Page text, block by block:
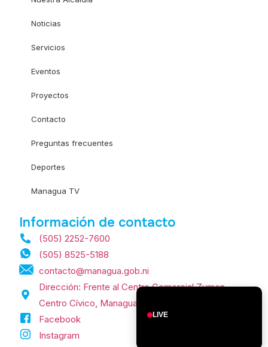
Noticias
Servicios
Eventos
Proyectos
Contacto
Preguntas frecuentes
Deportes
Managua TV
Información de contacto
(505) 2252-7600
(505) 8525-5188
contacto@managua.gob.ni
Dirección: Frente al Centro Comercial Zumen,
Centro Cívico, Managua, Nicaragua.
Facebook
Instagram
LIVE